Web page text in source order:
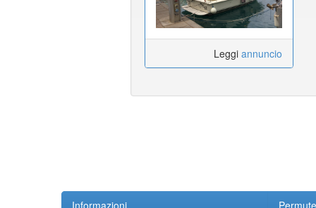
Leggi annuncio